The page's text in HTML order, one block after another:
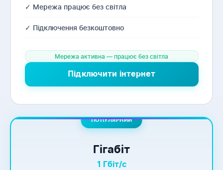
✓ Мережа працює без світла
✓ Підключення безкоштовно
Мережа активна — працює без світла
Підключити інтернет
ПОПУЛЯРНИЙ
Гігабіт
1 Гбіт/с